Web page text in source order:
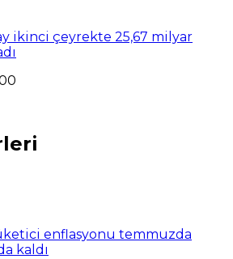
ikinci çeyrekte 25,67 milyar
enflasyonu temmuzda
kaldı